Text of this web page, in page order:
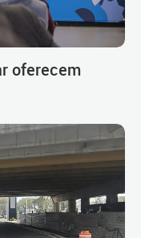
oferecem